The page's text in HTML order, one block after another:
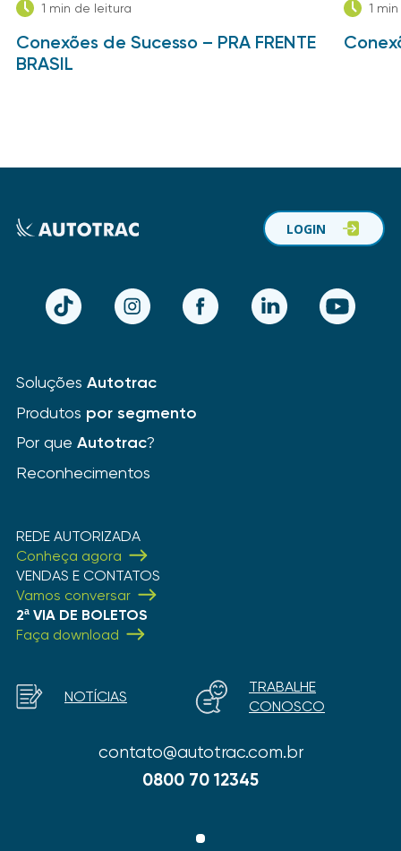
1 min de leitura
Conexões de Sucesso – PRA FRENTE
BRASIL
1
TikTok Instagram Facebook LinkedIn YouTube
LOGIN
Soluções Autotrac
Produtos por segmento
Por que Autotrac?
Reconhecimentos
REDE AUTORIZADA
Conheça agora
VENDAS E CONTATOS
Vamos conversar
2ª VIA DE BOLETOS
Faça download
contato@autotrac.com.br
0800 70 12345
NOTÍCIAS
TRABALHE
CONOSCO